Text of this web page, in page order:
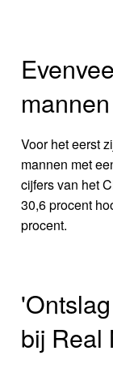
Voor het eerst
mannen met
cijfers van het
30,6 procent
procent.
bij Real